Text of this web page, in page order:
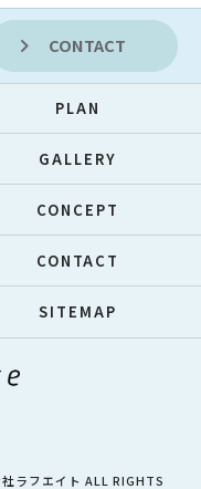
CONTACT
PLAN
GALLERY
CONCEPT
CONTACT
SITEMAP
ラフエイト ALL RIGHTS